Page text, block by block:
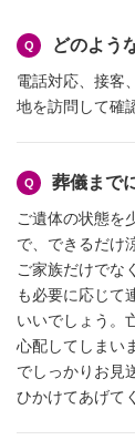
どのよう
電話対応、接客
地を訪問して確
葬儀まで
ご遺体の状態を
で、できるだけ
ご家族だけでな
も必要に応じて
いいでしょう。
心配してしまい
でしっかりお見
ひかけてあげて